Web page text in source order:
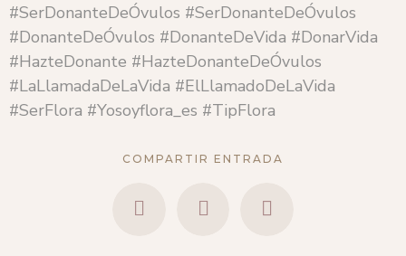
#SerDonanteDeÓvulos #SerDonanteDeÓvulos
#DonanteDeÓvulos #DonanteDeVida #DonarVida
#HazteDonante #HazteDonanteDeÓvulos
#LaLlamadaDeLaVida #ElLlamadoDeLaVida
#SerFlora #Yosoyflora_es #TipFlora
COMPARTIR ENTRADA